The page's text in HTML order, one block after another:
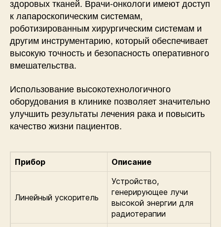
здоровых тканей. Врачи-онкологи имеют доступ
к лапароскопическим системам,
роботизированным хирургическим системам и
другим инструментарию, который обеспечивает
высокую точность и безопасность оперативного
вмешательства.
Использование высокотехнологичного
оборудования в клинике позволяет значительно
улучшить результаты лечения рака и повысить
качество жизни пациентов.
Прибор Описание
Линейный ускоритель
Устройство,
генерирующее лучи
высокой энергии для
радиотерапии